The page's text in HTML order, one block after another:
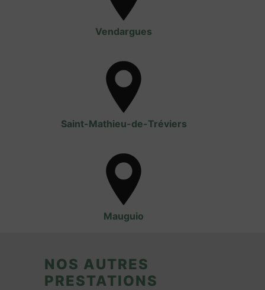
Vendargues
Saint-Mathieu-de-Tréviers
Mauguio
NOS AUTRES
PRESTATIONS